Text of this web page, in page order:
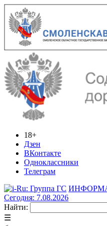
18+
Дзен
ВКонтакте
Одноклассники
Телеграм
Сегодня: 7.08.2026
Найти:
☰